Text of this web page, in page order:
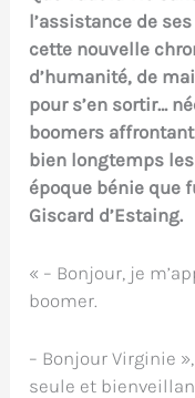
l’assistance de
cette nouvelle
d’humanité, de
pour s’en sortir…
boomers
bien longtemps
époque bénie que
Giscard d’Estaing.
« – Bonjour, je
boomer.
– Bonjour Virginie
seule et